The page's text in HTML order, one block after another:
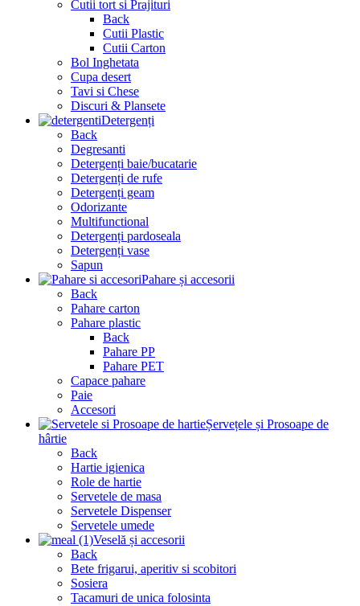
Cutii tort si Prajituri
Back
Cutii Plastic
Cutii Carton
Bol Inghetata
Cupa desert
Tavi si Chese
Discuri & Plansete
Detergenți
Back
Degresanti
Detergenți baie/bucatarie
Detergenți de rufe
Detergenți geam
Odorizante
Multifunctional
Detergenți pardoseala
Detergenți vase
Sapun
Pahare și accesorii
Back
Pahare carton
Pahare plastic
Back
Pahare PP
Pahare PET
Capace pahare
Paie
Accesori
Șervețele și Prosoape de
hârtie
Back
Hartie igienica
Role de hartie
Servetele de masa
Servetele Dispenser
Servetele umede
Veselă și accesorii
Back
Bete frigarui, aperitiv si scobitori
Sosiera
Tacamuri de unica folosinta